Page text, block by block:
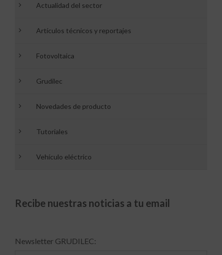
Actualidad del sector
Artículos técnicos y reportajes
Fotovoltaica
Grudilec
Novedades de producto
Tutoriales
Vehículo eléctrico
Recibe nuestras noticias a tu email
Newsletter GRUDILEC: